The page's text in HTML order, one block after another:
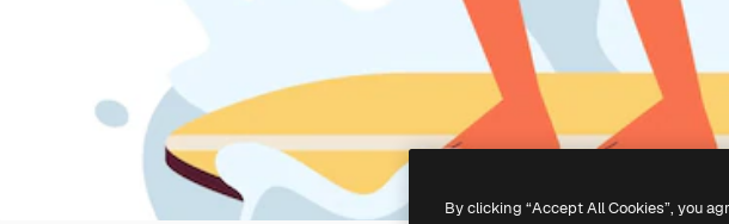
By clicking “Accept All Cookies”, you